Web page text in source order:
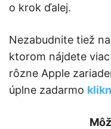
o krok ďalej.
Nezabudnite tiež
ktorom nájdete
rôzne Apple
úplne zadarmo